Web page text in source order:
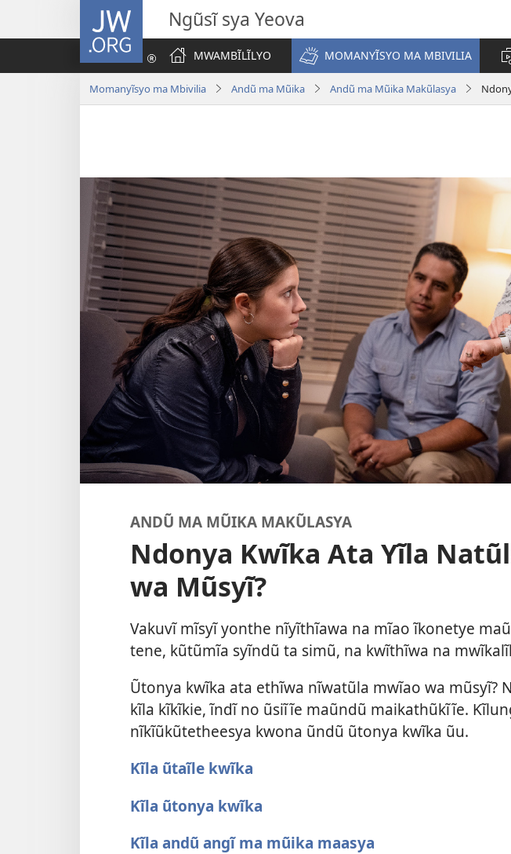
JW.ORG Ngũsĩ sya Yeova
MWAMBĨLĨLYO
MOMANYĨSYO MA MBIVILIA
Momanyĩsyo ma Mbivilia Andũ ma Mũika Andũ ma Mũika Makũlasya
ANDŨ MA MŨIKA MAKŨLASYA
Ndonya Kwĩka Ata Yĩla
wa Mũsyĩ?
Vakuvĩ mĩsyĩ yonthe nĩyĩthĩawa na mĩao ĩkonetye
tene, kũtũmĩa syĩndũ ta simũ, na kwĩthĩwa na
Ũtonya kwĩka ata ethĩwa nĩwatũla mwĩao wa mũsyĩ?
kĩla kĩkĩkie, ĩndĩ no ũsiĩĩe maũndũ maikathũkĩĩe.
nĩkĩũkũtetheesya kwona ũndũ ũtonya kwĩka ũu.
Kĩla ũtaĩle kwĩka
Kĩla ũtonya kwĩka
Kĩla andũ angĩ ma mũika maasya